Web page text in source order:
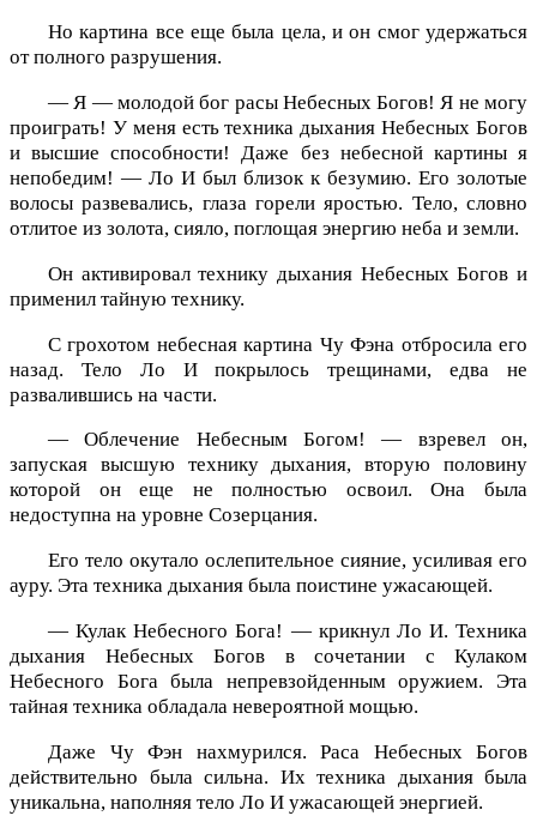
Но картина все еще была цела, и он смог удержаться
от полного разрушения.
— Я — молодой бог расы Небесных Богов! Я не могу
проиграть! У меня есть техника дыхания Небесных Богов
и высшие способности! Даже без небесной картины я
непобедим! — Ло И был близок к безумию. Его золотые
волосы развевались, глаза горели яростью. Тело, словно
отлитое из золота, сияло, поглощая энергию неба и земли.
Он активировал технику дыхания Небесных Богов и
применил тайную технику.
С грохотом небесная картина Чу Фэна отбросила его
назад. Тело Ло И покрылось трещинами, едва не
развалившись на части.
— Облечение Небесным Богом! — взревел он,
запуская высшую технику дыхания, вторую половину
которой он еще не полностью освоил. Она была
недоступна на уровне Созерцания.
Его тело окутало ослепительное сияние, усиливая его
ауру. Эта техника дыхания была поистине ужасающей.
— Кулак Небесного Бога! — крикнул Ло И. Техника
дыхания Небесных Богов в сочетании с Кулаком
Небесного Бога была непревзойденным оружием. Эта
тайная техника обладала невероятной мощью.
Даже Чу Фэн нахмурился. Раса Небесных Богов
действительно была сильна. Их техника дыхания была
уникальна, наполняя тело Ло И ужасающей энергией.